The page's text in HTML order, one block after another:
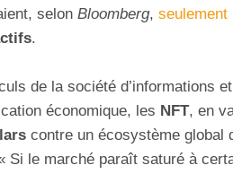
selon Bloomberg, seulement
.
de la société d’informations
économique, les NFT, en
contre un écosystème global
Si le marché paraît saturé à